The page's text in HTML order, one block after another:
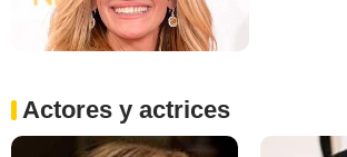
Actores y actrices